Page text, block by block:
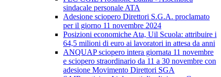
sindacale personale ATA
Adesione sciopero Direttori S.G.A. proclamato
per il giorno 11 novembre 2024
Posizioni economiche Ata, Uil Scuola: attribuire i
64,5 milioni di euro ai lavoratori in attesa da anni
ANQUAP sciopero intera giornata 11 novembre
e sciopero straordinario da 11 a 30 novembre con
adesione Movimento Direttori SGA